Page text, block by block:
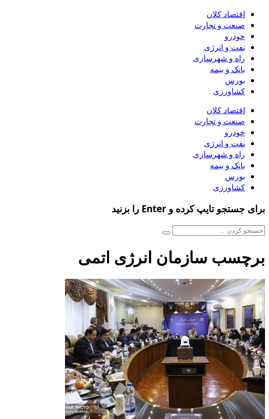
اقتصاد کلان
صنعت و تجارت
خودرو
نفت و انرژی
راه و شهرسازی
بانک و بیمه
بورس
کشاورزی
اقتصاد کلان
صنعت و تجارت
خودرو
نفت و انرژی
راه و شهرسازی
بانک و بیمه
بورس
کشاورزی
برای جستجو تایپ کرده و Enter را بزنید
برچسب سازمان انرژی اتمی